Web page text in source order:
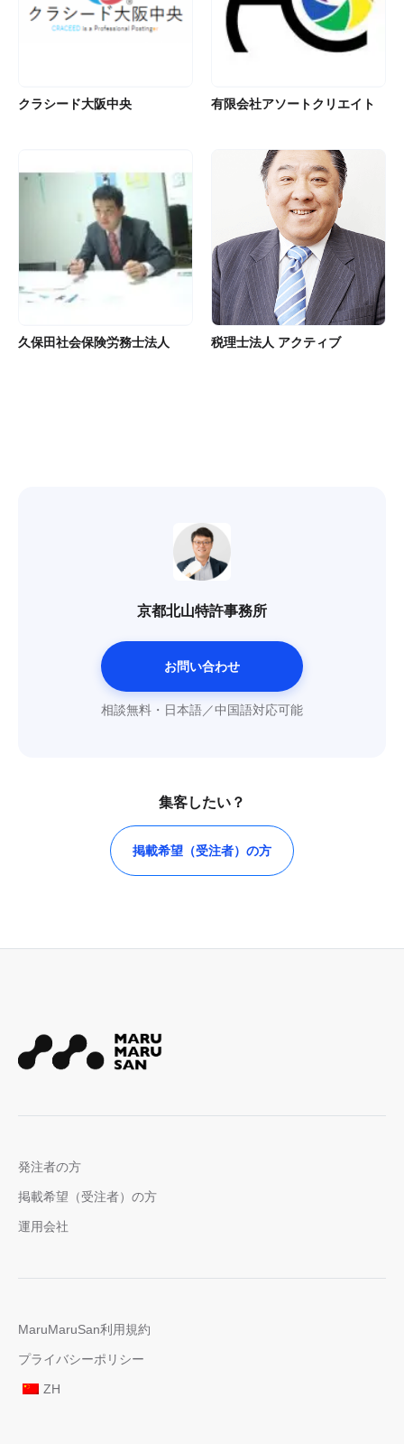
クラシード大阪中央 有限会社アソートクリエイト
久保田社会保険労務士法人 税理士法人 アクティブ
京都北山特許事務所
お問い合わせ
相談無料・日本語／中国語対応可能
集客したい？
掲載希望（受注者）の方
発注者の方
掲載希望（受注者）の方
運用会社
MaruMaruSan利用規約
プライバシーポリシー
ZH